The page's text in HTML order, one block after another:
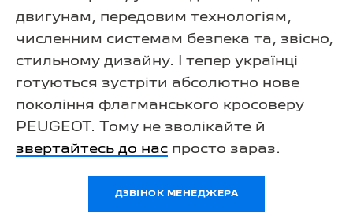
двигунам, передовим технологіям,
численним системам безпека та, звісно,
стильному дизайну. І тепер українці
готуються зустріти абсолютно нове
покоління флагманського кросоверу
PEUGEOT. Тому не зволікайте й
звертайтесь до нас просто зараз.
ДЗВІНОК МЕНЕДЖЕРА